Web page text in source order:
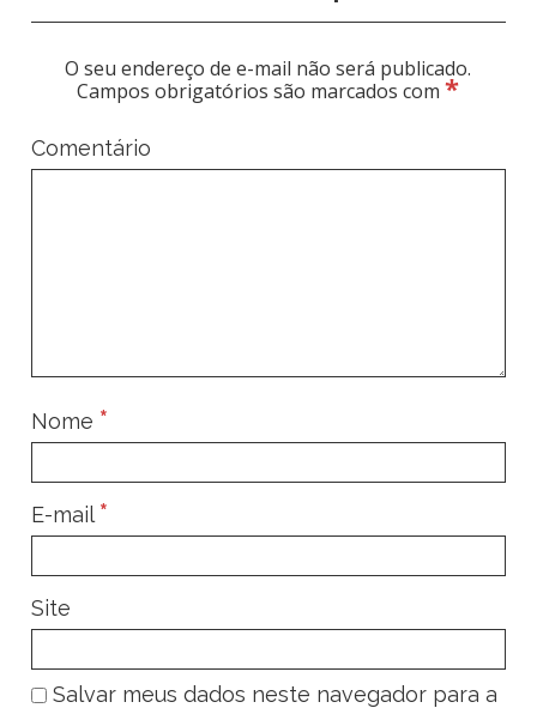
O seu endereço de e-mail não será publicado.
Campos obrigatórios são marcados com*
Comentário
Nome *
E-mail *
Site
Salvar meus dados neste navegador para a